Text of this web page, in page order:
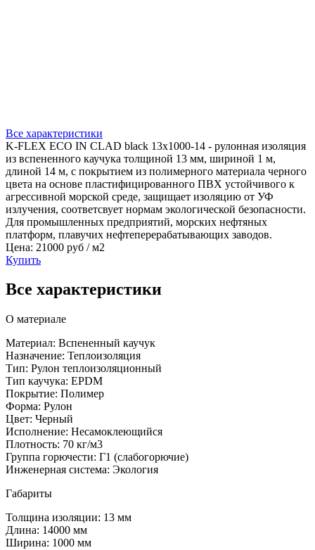
Все характеристики
K-FLEX ECO IN CLAD black 13x1000-14 - рулонная изоляция
из вспененного каучука толщиной 13 мм, шириной 1 м,
длиной 14 м, с покрытием из полимерного материала черного
цвета на основе пластифицированного ПВХ устойчивого к
агрессивной морской среде, защищает изоляцию от УФ
излучения, соответсвует нормам экологической безопасности.
Для промышленных предприятий, морских нефтяных
платформ, плавучих нефтеперерабатывающих заводов.
Цена: 21000 руб / м2
Купить
Все характеристики
О материале
Материал: Вспененный каучук
Назначение: Теплоизоляция
Тип: Рулон теплоизоляционный
Тип каучука: EPDM
Покрытие: Полимер
Форма: Рулон
Цвет: Черный
Исполнение: Несамоклеющийся
Плотность: 70 кг/м3
Группа горючести: Г1 (слабогорючие)
Инженерная система: Экология
Габариты
Толщина изоляции: 13 мм
Длина: 14000 мм
Ширина: 1000 мм